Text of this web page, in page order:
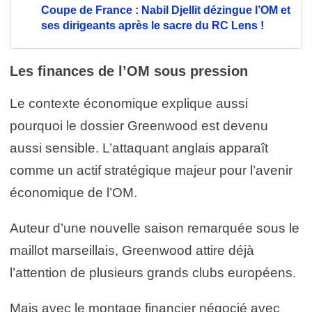
Coupe de France : Nabil Djellit dézingue l’OM et
ses dirigeants après le sacre du RC Lens !
Les finances de l’OM sous pression
Le contexte économique explique aussi
pourquoi le dossier Greenwood est devenu
aussi sensible. L’attaquant anglais apparaît
comme un actif stratégique majeur pour l’avenir
économique de l’OM.
Auteur d’une nouvelle saison remarquée sous le
maillot marseillais, Greenwood attire déjà
l’attention de plusieurs grands clubs européens.
Mais avec le montage financier négocié avec